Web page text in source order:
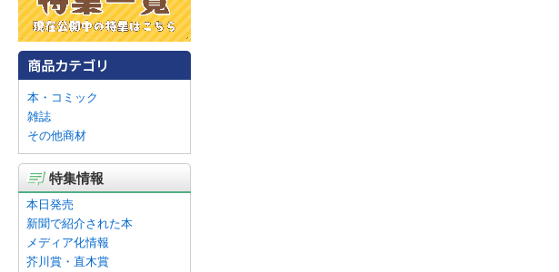
本・コミック
雑誌
その他商材
特集情報
本日発売
新聞で紹介された本
メディア化情報
芥川賞・直木賞